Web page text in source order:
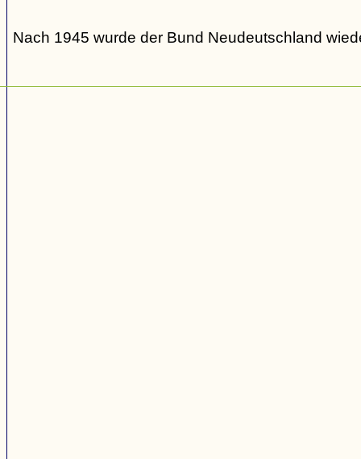
Nach 1945 wurde der Bund Neudeutschland